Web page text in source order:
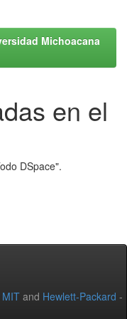
Michoacana
en el
DSpace".
MIT and Hewlett-Packard -